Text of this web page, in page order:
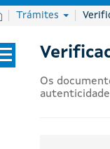
InicioTrámites
Os